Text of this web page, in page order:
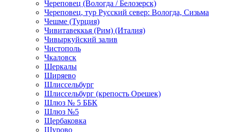
Череповец (Вологда / Белозерск)
Череповец, тур Русский север: Вологда, Сизьма
Чешме (Турция)
Чивитавеккья (Рим) (Италия)
Чивыркуйский залив
Чистополь
Чкаловск
Шеркалы
Ширяево
Шлиссельбург
Шлиссельбург (крепость Орешек)
Шлюз № 5 ББК
Шлюз №5
Щербаковка
Щурово